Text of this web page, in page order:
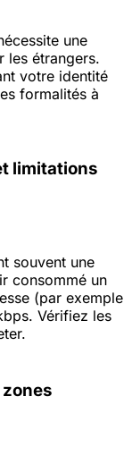
une
les étrangers.
votre identité
formalités à
limitations
souvent une
consommé un
(par exemple
Vérifiez les